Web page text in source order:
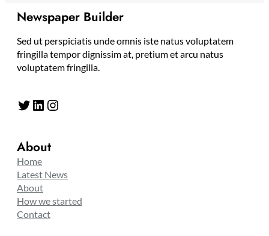
Newspaper Builder
Sed ut perspiciatis unde omnis iste natus voluptatem
fringilla tempor dignissim at, pretium et arcu natus
voluptatem fringilla.
Twitter LinkedIn Instagram
About
Home
Latest News
About
How we started
Contact